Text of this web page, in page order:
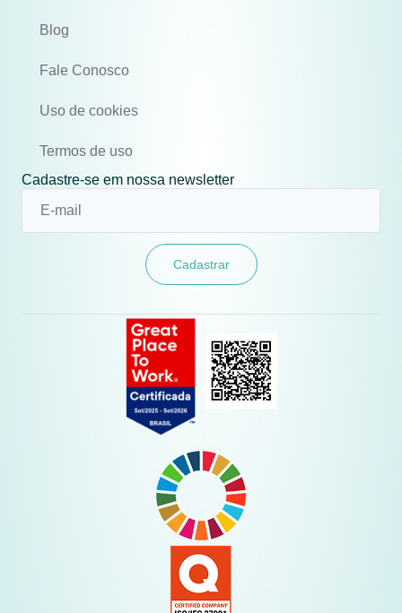
Blog
Fale Conosco
Uso de cookies
Termos de uso
Cadastre-se em nossa newsletter
Cadastrar